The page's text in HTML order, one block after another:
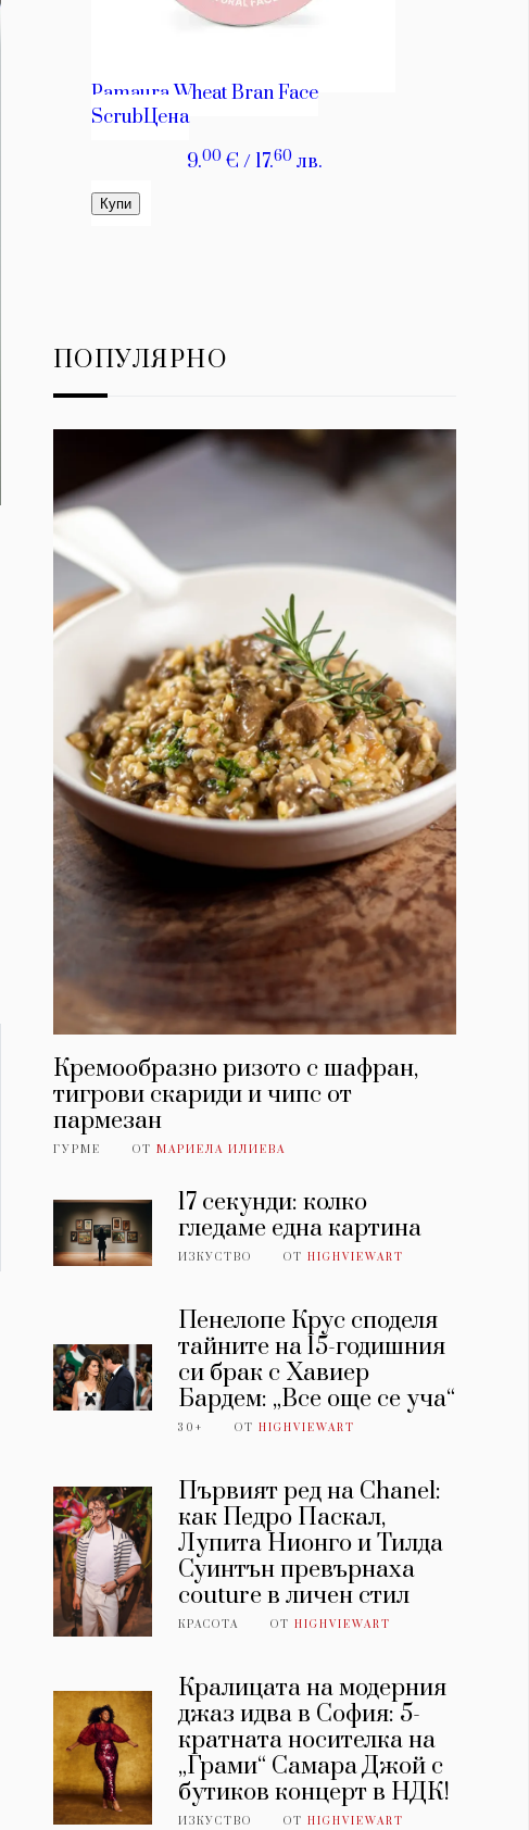
ПОПУЛЯРНО
Кремообразно ризото с шафран,
тигрови скариди и чипс от
пармезан
ГУРМЕ ОТ МАРИЕЛА ИЛИЕВА
17 секунди: колко
гледаме една картина
ИЗКУСТВО ОТHIGHVIEWART
Пенелопе Крус споделя
тайните на 15-годишния
си брак с Хавиер
Бардем: „Все още се уча“
30+ ОТHIGHVIEWART
Първият ред на Chanel:
как Педро Паскал,
Лупита Нионго и Тилда
Суинтън превърнаха
couture в личен стил
КРАСОТА ОТHIGHVIEWART
Кралицата на модерния
джаз идва в София: 5-
кратната носителка на
„Грами“ Самара Джой с
бутиков концерт в НДК!
ИЗКУСТВО ОТHIGHVIEWART